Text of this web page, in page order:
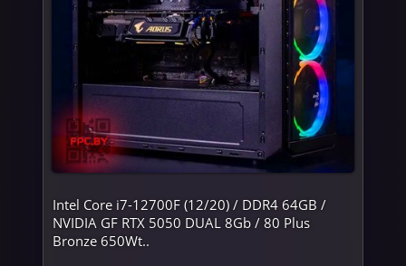
Intel Core i7-12700F (12/20) / DDR4 64GB /
NVIDIA GF RTX 5050 DUAL 8Gb / 80 Plus
Bronze 650Wt..